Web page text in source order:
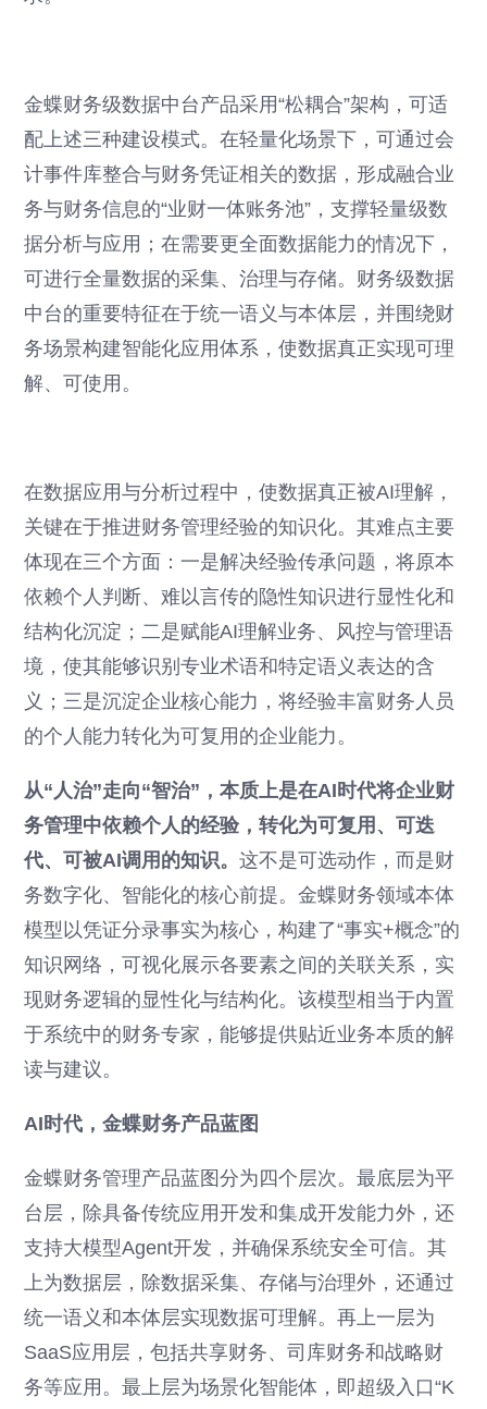
金蝶财务级数据中台产品采用“松耦合”架构，可适
配上述三种建设模式。在轻量化场景下，可通过会
计事件库整合与财务凭证相关的数据，形成融合业
务与财务信息的“业财一体账务池”，支撑轻量级数
据分析与应用；在需要更全面数据能力的情况下，
可进行全量数据的采集、治理与存储。财务级数据
中台的重要特征在于统一语义与本体层，并围绕财
务场景构建智能化应用体系，使数据真正实现可理
解、可使用。
在数据应用与分析过程中，使数据真正被AI理解，
关键在于推进财务管理经验的知识化。其难点主要
体现在三个方面：一是解决经验传承问题，将原本
依赖个人判断、难以言传的隐性知识进行显性化和
结构化沉淀；二是赋能AI理解业务、风控与管理语
境，使其能够识别专业术语和特定语义表达的含
义；三是沉淀企业核心能力，将经验丰富财务人员
的个人能力转化为可复用的企业能力。
从“人治”走向“智治”，本质上是在AI时代将企业财
务管理中依赖个人的经验，转化为可复用、可迭
代、可被AI调用的知识。这不是可选动作，而是财
务数字化、智能化的核心前提。金蝶财务领域本体
模型以凭证分录事实为核心，构建了“事实+概念”的
知识网络，可视化展示各要素之间的关联关系，实
现财务逻辑的显性化与结构化。该模型相当于内置
于系统中的财务专家，能够提供贴近业务本质的解
读与建议。
AI时代，金蝶财务产品蓝图
金蝶财务管理产品蓝图分为四个层次。最底层为平
台层，除具备传统应用开发和集成开发能力外，还
支持大模型Agent开发，并确保系统安全可信。其
上为数据层，除数据采集、存储与治理外，还通过
统一语义和本体层实现数据可理解。再上一层为
SaaS应用层，包括共享财务、司库财务和战略财
务等应用。最上层为场景化智能体，即超级入口“K